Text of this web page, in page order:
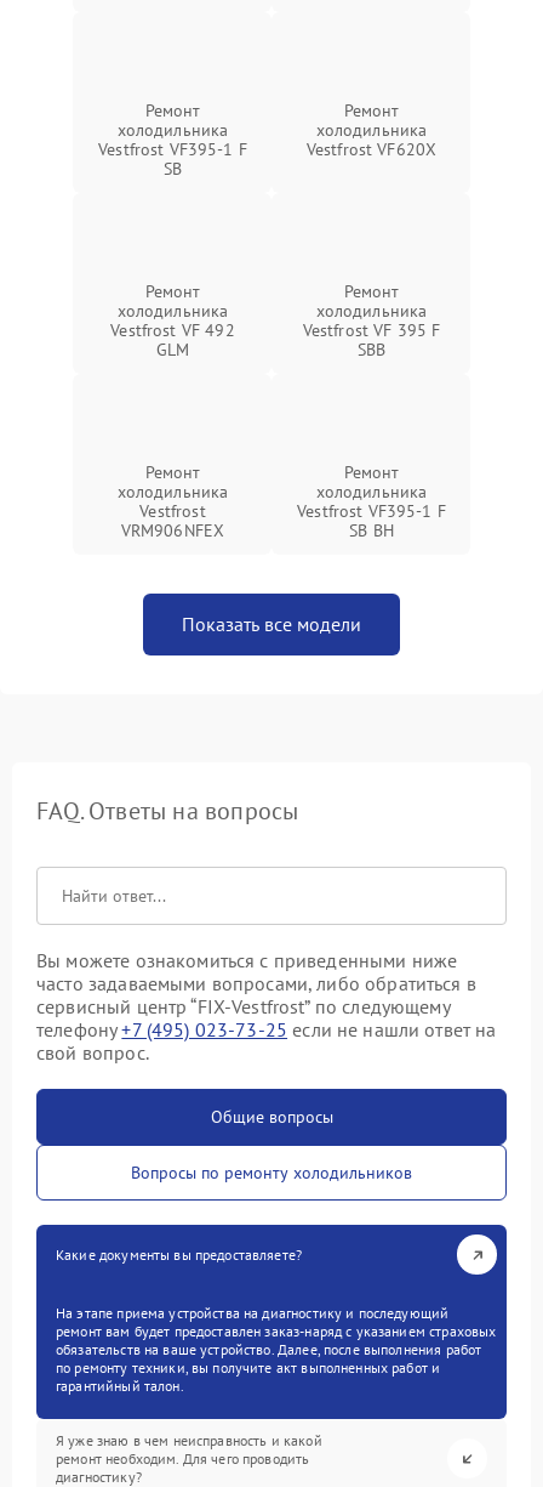
Ремонт
холодильника
Vestfrost VF395-1 F
SB
Ремонт
холодильника
Vestfrost VF620X
Ремонт
холодильника
Vestfrost VF 492
GLM
Ремонт
холодильника
Vestfrost VF 395 F
SBB
Ремонт
холодильника
Vestfrost
VRM906NFEX
Ремонт
холодильника
Vestfrost VF395-1 F
SB BH
Показать все модели
FAQ. Ответы на вопросы
Вы можете ознакомиться с приведенными ниже
часто задаваемыми вопросами, либо обратиться в
сервисный центр “FIX-Vestfrost” по следующему
телефону+7 (495) 023-73-25 если не нашли ответ на
свой вопрос.
Общие вопросы
Вопросы по ремонту холодильников
Какие документы вы предоставляете?
На этапе приема устройства на диагностику и последующий
ремонт вам будет предоставлен заказ-наряд с указанием страховых
обязательств на ваше устройство. Далее, после выполнения работ
по ремонту техники, вы получите акт выполненных работ и
гарантийный талон.
Я уже знаю в чем неисправность и какой
ремонт необходим. Для чего проводить
диагностику?